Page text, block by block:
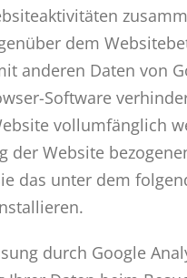
dem
anderen Daten von
Software
vollumfänglich
der Website
das unter dem
durch Google